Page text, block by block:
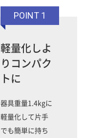
POINT 1
軽量化しよ
りコンパク
トに
器具重量1.4kgに
軽量化して片手
でも簡単に持ち